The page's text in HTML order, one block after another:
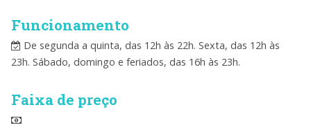
Funcionamento
De segunda a quinta, das 12h às 22h. Sexta, das 12h às
23h. Sábado, domingo e feriados, das 16h às 23h.
Faixa de preço